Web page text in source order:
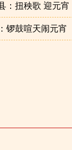
：扭秧歌 迎元宵
锣鼓喧天闹元宵